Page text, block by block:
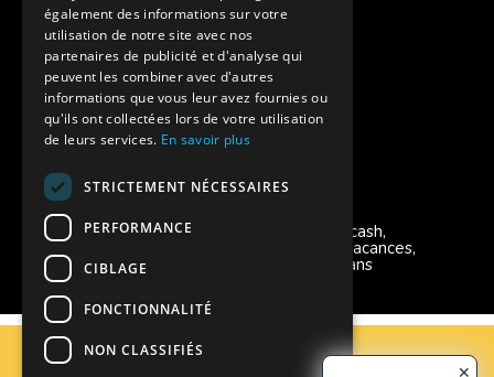
Charte de confidentialité
Vacances Adaptées Adulte Supernova
Modes de règlement acceptés
Chèque, Virement, Espèces, Mandats cash,
Bons CAF, Conseil général, Chèques vacances,
Carte bancaire, Prise en charge reçu sans
règlement, Prélèvement, Pass Colo
✕
également des informations sur votre
utilisation de notre site avec nos
partenaires de publicité et d'analyse qui
peuvent les combiner avec d'autres
informations que vous leur avez fournies ou
qu'ils ont collectées lors de votre utilisation
de leurs services. En savoir plus
STRICTEMENT NÉCESSAIRES
PERFORMANCE
CIBLAGE
FONCTIONNALITÉ
NON CLASSIFIÉS